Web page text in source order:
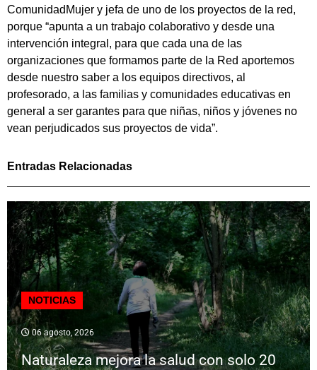
ComunidadMujer y jefa de uno de los proyectos de la red,
porque “apunta a un trabajo colaborativo y desde una
intervención integral, para que cada una de las
organizaciones que formamos parte de la Red aportemos
desde nuestro saber a los equipos directivos, al
profesorado, a las familias y comunidades educativas en
general a ser garantes para que niñas, niños y jóvenes no
vean perjudicados sus proyectos de vida”.
Entradas Relacionadas
NOTICIAS
06 agosto, 2026
Naturaleza mejora la salud con solo 20